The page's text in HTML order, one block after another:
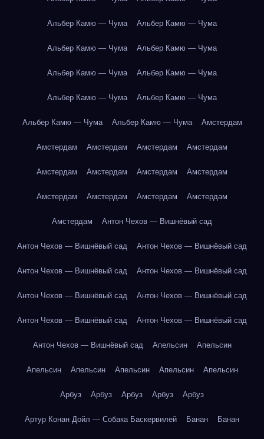
Альбер Камю — Чума Альбер Камю — Чума
Альбер Камю — Чума Альбер Камю — Чума
Альбер Камю — Чума Альбер Камю — Чума
Альбер Камю — Чума Альбер Камю — Чума
Альбер Камю — Чума Альбер Камю — Чума Амстердам
Амстердам Амстердам Амстердам Амстердам
Амстердам Амстердам Амстердам Амстердам
Амстердам Амстердам Амстердам Амстердам
Амстердам Антон Чехов — Вишнёвый сад
Антон Чехов — Вишнёвый сад Антон Чехов — Вишнёвый сад
Антон Чехов — Вишнёвый сад Антон Чехов — Вишнёвый сад
Антон Чехов — Вишнёвый сад Антон Чехов — Вишнёвый сад
Антон Чехов — Вишнёвый сад Антон Чехов — Вишнёвый сад
Антон Чехов — Вишнёвый сад Апельсин Апельсин
Апельсин Апельсин Апельсин Апельсин Апельсин
Арбуз Арбуз Арбуз Арбуз Арбуз
Артур Конан Дойл — Собака Баскервилей Банан Банан